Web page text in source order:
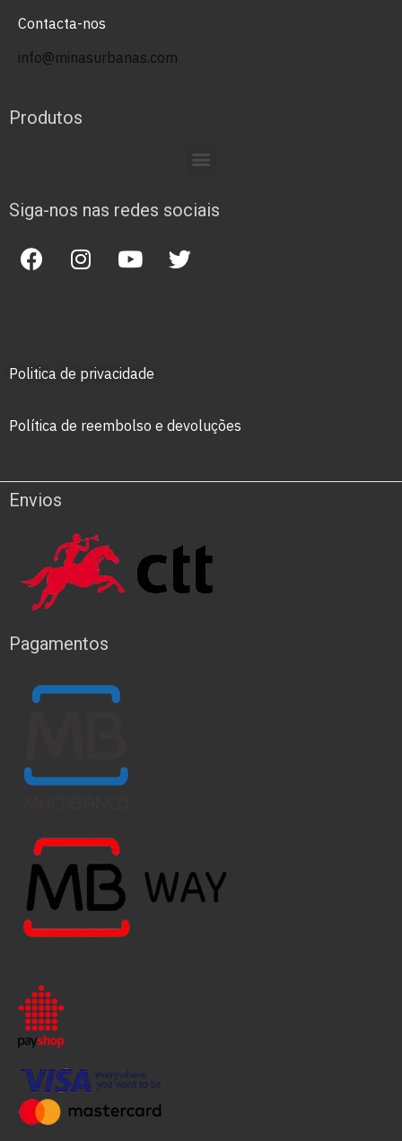
Contacta-nos
info@minasurbanas.com
Produtos
Siga-nos nas redes sociais
Politica de privacidade
Política de reembolso e devoluções
Envios
Pagamentos